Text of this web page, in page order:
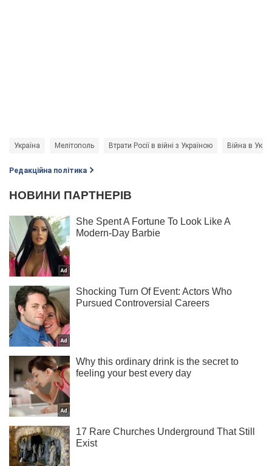
Україна Мелітополь Втрати Росії в війні з Україною Війна в
Редакційна політика